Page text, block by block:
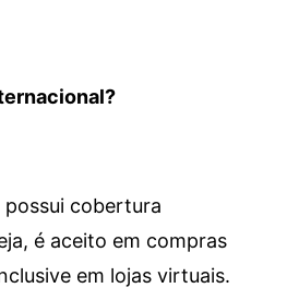
cobertura
é aceito em compras
em lojas virtuais.